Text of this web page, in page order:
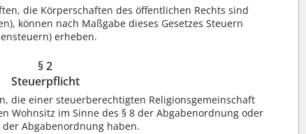
die Körperschaften des öffentlichen Rechts sind
können nach Maßgabe dieses Gesetzes Steuern
erheben.
§ 2
Steuerpflicht
die einer steuerberechtigten Religionsgemeinschaft
Wohnsitz im Sinne des § 8 der Abgabenordnung oder
Abgabenordnung haben.